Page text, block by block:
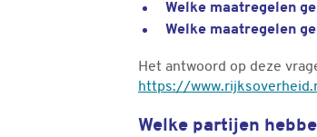
Welke maatregelen
Welke maatregelen
Het antwoord op deze
https://
Welke partijen